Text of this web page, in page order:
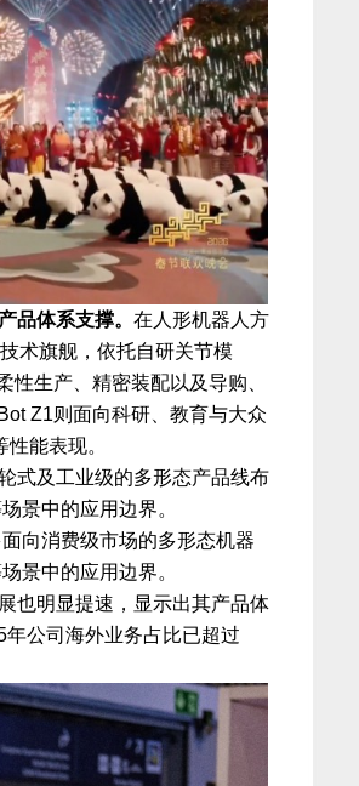
品体系支撑。 在人形机器人方
术旗舰，依托自研关节模
性生产、精密装配以及导购、
Z1则面向科研、教育与大众
能表现。
式及工业级的多形态产品线布
景中的应用边界。
面向消费级市场的多形态机器
景中的应用边界。
也明显提速，显示出其产品体
公司海外业务占比已超过